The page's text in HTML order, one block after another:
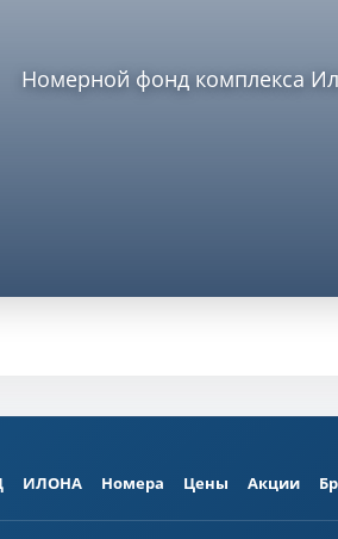
Номерной фонд комплекса
ИЛОНА Номера Цены Акции